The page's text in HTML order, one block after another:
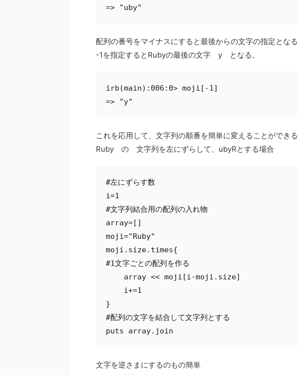
=> "uby"
配列の番号をマイナスにすると最後からの文字の指定となる
-1を指定するとRubyの最後の文字 y となる。
irb(main):006:0> moji[-1]
=> "y"
これを応用して、文字列の順番を簡単に変えることができる
Ruby の 文字列を左にずらして、ubyRとする場合
#左にずらす数
i=1
#文字列結合用の配列の入れ物
array=[]
moji="Ruby"
moji.size.times{
#1文字ごとの配列を作る
    array << moji[i-moji.size]
    i+=1
}
#配列の文字を結合して文字列とする
puts array.join
文字を逆さまにするのもの簡単